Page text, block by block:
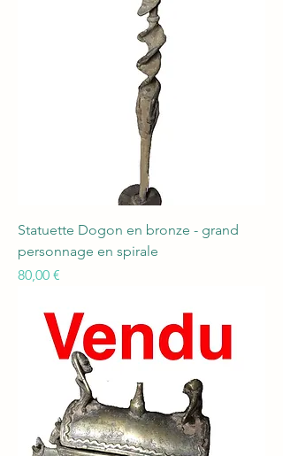
Statuette Dogon en bronze - grand
personnage en spirale
Prix
80,00 €